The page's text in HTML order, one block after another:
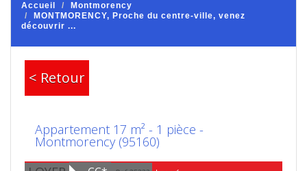
Accueil
Montmorency
MONTMORENCY, Proche du centre-ville, venez
découvrir ...
< Retour
Appartement 17 m² - 1 pièce -
Montmorency (95160)